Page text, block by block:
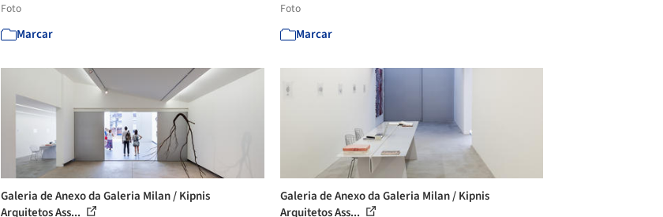
Foto
Marcar
Foto
Marcar
Galeria de Anexo da Galeria Milan / Kipnis
Arquitetos Ass...
Galeria de Anexo da Galeria Milan / Kipnis
Arquitetos Ass...